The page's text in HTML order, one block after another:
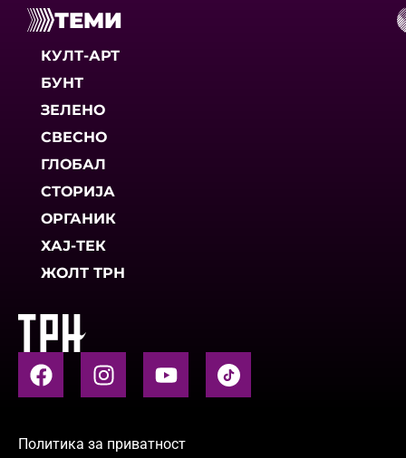
ТЕМИ
КУЛТ-АРТ
БУНТ
ЗЕЛЕНО
СВЕСНО
ГЛОБАЛ
СТОРИЈА
ОРГАНИК
ХАЈ-ТЕК
ЖОЛТ ТРН
Политика за приватност